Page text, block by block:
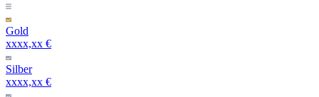
Gold
xxxx,xx €
Silber
xxxx,xx €